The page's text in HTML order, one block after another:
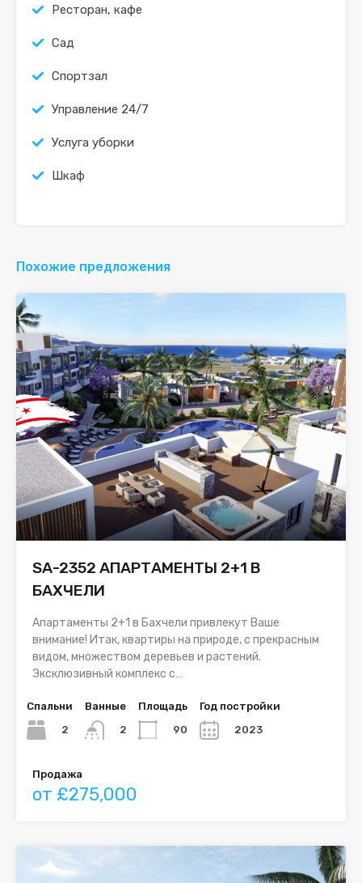
Ресторан, кафе
Сад
Спортзал
Управление 24/7
Услуга уборки
Шкаф
Похожие предложения
SA-2352 АПАРТАМЕНТЫ 2+1 В
БАХЧЕЛИ
Апартаменты 2+1 в Бахчели привлекут Ваше
внимание! Итак, квартиры на природе, с прекрасным
видом, множеством деревьев и растений.
Эксклюзивный комплекс с…
Спальни
2
Ванные
2
Площадь
90
Год постройки
2023
Продажа
от £275,000